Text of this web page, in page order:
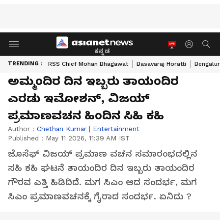
ಕನ್ನಡ
TRENDING : RSS Chief Mohan Bhagawat Basavaraj Horatti
ಅಮ್ಮಂದಿರ ದಿನ ಇಬ್ಬರು ತಾಯಂದಿರ
ಎರಡು ಇಮೋಶನ್, ವಿಜಯ್
ಪ್ರಮಾಣವಚನ ಹಿಂದಿನ ಸಿಹಿ ಕಹಿ
Author : Chethan Kumar | Entertainment
Published : May 11 2026, 11:39 AM IST
ಜೊಸೆಫ್ ವಿಜಯ್ ಪ್ರಮಾಣ ವಚನ ಸಮಾರಂಭದಲ್ಲಿನ
ಸಹಿ ಕಹಿ ಘಟನೆ ತಾಯಂದಿರ ದಿನ ಇಬ್ಬರು ತಾಯಂದಿರ
ಗೌರವ ಎತ್ತಿ ಹಿಡಿದಿದೆ. ಮಗ ಸಿಎಂ ಆದ ಸಂದರ್ಭ, ಮಗ
ಸಿಎಂ ಪ್ರಮಾಣವಚನಕ್ಕೆ ಗೈರಾದ ಸಂದರ್ಭ. ಏನಿದು ?